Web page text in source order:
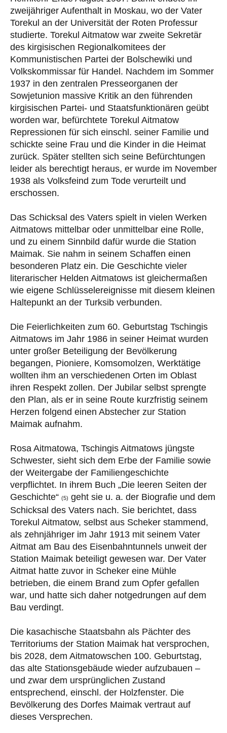
zweijähriger Aufenthalt in Moskau, wo der Vater
Torekul an der Universität der Roten Professur
studierte. Torekul Aitmatow war zweite Sekretär
des kirgisischen Regionalkomitees der
Kommunistischen Partei der Bolschewiki und
Volkskommissar für Handel. Nachdem im Sommer
1937 in den zentralen Presseorganen der
Sowjetunion massive Kritik an den führenden
kirgisischen Partei- und Staatsfunktionären geübt
worden war, befürchtete Torekul Aitmatow
Repressionen für sich einschl. seiner Familie und
schickte seine Frau und die Kinder in die Heimat
zurück. Später stellten sich seine Befürchtungen
leider als berechtigt heraus, er wurde im November
1938 als Volksfeind zum Tode verurteilt und
erschossen.
Das Schicksal des Vaters spielt in vielen Werken
Aitmatows mittelbar oder unmittelbar eine Rolle,
und zu einem Sinnbild dafür wurde die Station
Maimak. Sie nahm in seinem Schaffen einen
besonderen Platz ein. Die Geschichte vieler
literarischer Helden Aitmatows ist gleichermaßen
wie eigene Schlüsselereignisse mit diesem kleinen
Haltepunkt an der Turksib verbunden.
Die Feierlichkeiten zum 60. Geburtstag Tschingis
Aitmatows im Jahr 1986 in seiner Heimat wurden
unter großer Beteiligung der Bevölkerung
begangen, Pioniere, Komsomolzen, Werktätige
wollten ihm an verschiedenen Orten im Oblast
ihren Respekt zollen. Der Jubilar selbst sprengte
den Plan, als er in seine Route kurzfristig seinem
Herzen folgend einen Abstecher zur Station
Maimak aufnahm.
Rosa Aitmatowa, Tschingis Aitmatows jüngste
Schwester, sieht sich dem Erbe der Familie sowie
der Weitergabe der Familiengeschichte
verpflichtet. In ihrem Buch „Die leeren Seiten der
Geschichte“ (5) geht sie u. a. der Biografie und dem
Schicksal des Vaters nach. Sie berichtet, dass
Torekul Aitmatow, selbst aus Scheker stammend,
als zehnjähriger im Jahr 1913 mit seinem Vater
Aitmat am Bau des Eisenbahntunnels unweit der
Station Maimak beteiligt gewesen war. Der Vater
Aitmat hatte zuvor in Scheker eine Mühle
betrieben, die einem Brand zum Opfer gefallen
war, und hatte sich daher notgedrungen auf dem
Bau verdingt.
Die kasachische Staatsbahn als Pächter des
Territoriums der Station Maimak hat versprochen,
bis 2028, dem Aitmatowschen 100. Geburtstag,
das alte Stationsgebäude wieder aufzubauen –
und zwar dem ursprünglichen Zustand
entsprechend, einschl. der Holzfenster. Die
Bevölkerung des Dorfes Maimak vertraut auf
dieses Versprechen.